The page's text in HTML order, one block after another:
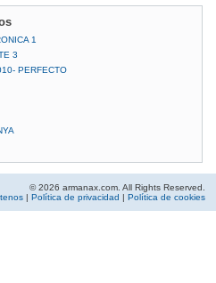
1
3
PERFECTO
© 2026 armanax.com. All Rights Reserved.
Política de privacidad Política de cookies